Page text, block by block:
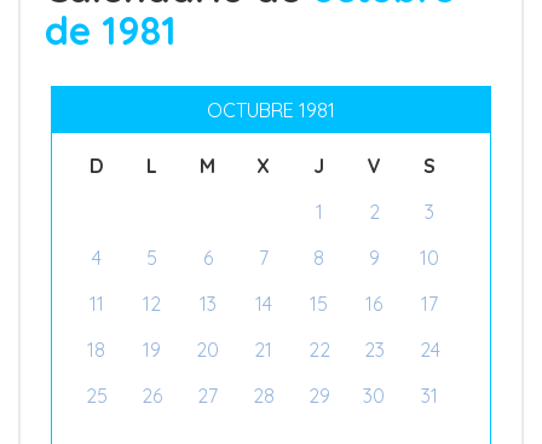
de 1981
OCTUBRE 1981
D L M X J V
S
1
2
3
4
5 6 7 8 9
10
11
12 13 14 15 16
17
18
19 20 21 22 23
24
25
26 27 28 29 30 31